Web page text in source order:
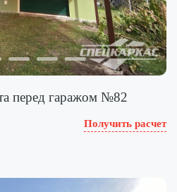
перед гаражом №82
Получить расчет